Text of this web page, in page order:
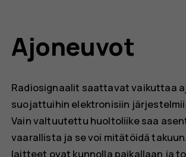
Ajoneuvot
Radiosignaalit saattavat vaikuttaa
suojattuihin elektronisiin
Vain valtuutettu huoltoliike saa
vaarallista ja se voi mitätöidä
laitteet ovat kunnolla paikallaan ja